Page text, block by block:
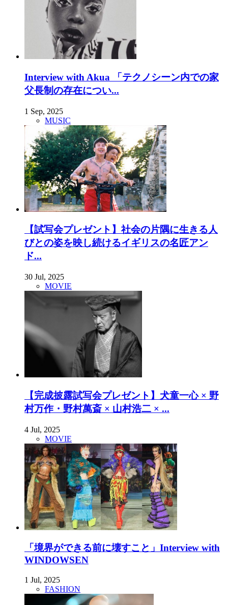
Interview with Akua 「テクノシーン内での家
父長制の存在につい...
1 Sep, 2025
MUSIC
【試写会プレゼント】社会の片隅に生きる人
びとの姿を映し続けるイギリスの名匠アン
ド...
30 Jul, 2025
MOVIE
【完成披露試写会プレゼント】犬童一心 × 野
村万作・野村萬斎 × 山村浩二 × ...
4 Jul, 2025
MOVIE
「境界ができる前に壊すこと」Interview with
WINDOWSEN
1 Jul, 2025
FASHION